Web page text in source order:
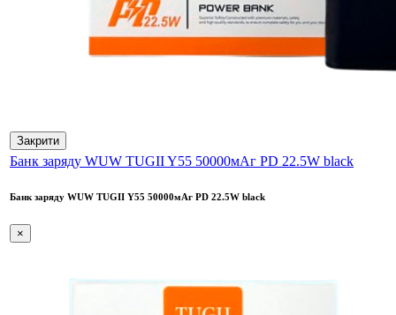
Закрити
Банк заряду WUW TUGII Y55 50000мАг PD 22.5W black
Банк заряду WUW TUGII Y55 50000мАг PD 22.5W black
×